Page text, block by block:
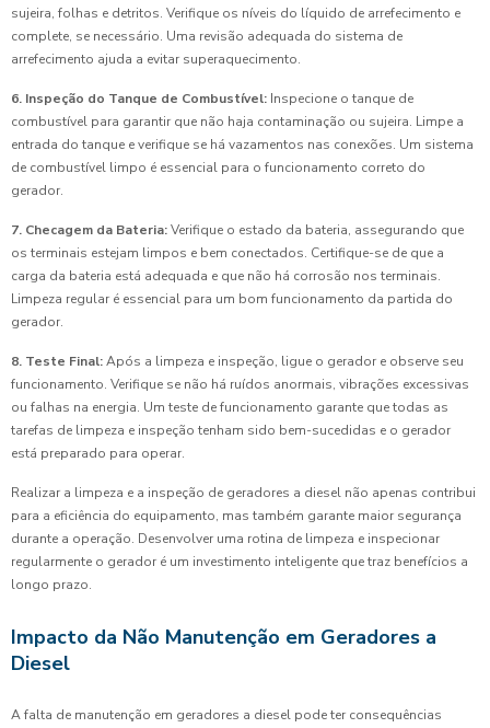
sujeira, folhas e detritos. Verifique os níveis do líquido de arrefecimento e
complete, se necessário. Uma revisão adequada do sistema de
arrefecimento ajuda a evitar superaquecimento.
6. Inspeção do Tanque de Combustível: Inspecione o tanque de
combustível para garantir que não haja contaminação ou sujeira. Limpe a
entrada do tanque e verifique se há vazamentos nas conexões. Um sistema
de combustível limpo é essencial para o funcionamento correto do
gerador.
7. Checagem da Bateria:Verifique o estado da bateria, assegurando que
os terminais estejam limpos e bem conectados. Certifique-se de que a
carga da bateria está adequada e que não há corrosão nos terminais.
Limpeza regular é essencial para um bom funcionamento da partida do
gerador.
8. Teste Final:Após a limpeza e inspeção, ligue o gerador e observe seu
funcionamento. Verifique se não há ruídos anormais, vibrações excessivas
ou falhas na energia. Um teste de funcionamento garante que todas as
tarefas de limpeza e inspeção tenham sido bem-sucedidas e o gerador
está preparado para operar.
Realizar a limpeza e a inspeção de geradores a diesel não apenas contribui
para a eficiência do equipamento, mas também garante maior segurança
durante a operação. Desenvolver uma rotina de limpeza e inspecionar
regularmente o gerador é um investimento inteligente que traz benefícios a
longo prazo.
Impacto da Não Manutenção em Geradores a
Diesel
A falta de manutenção em geradores a diesel pode ter consequências